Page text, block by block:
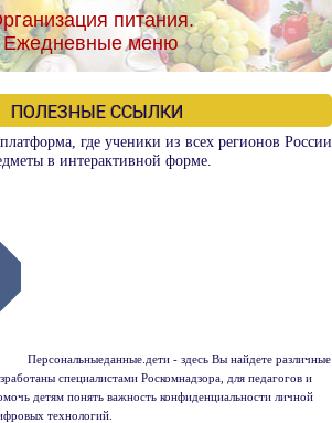
питания.
Ежедневные меню
ПОЛЕЗНЫЕ ССЫЛКИ
где ученики из всех регионов России
в интерактивной форме.
Персональныеданные.дети - здесь Вы найдете различные
специалистами Роскомнадзора, для педагогов и
детям понять важность конфиденциальности личной
технологий.